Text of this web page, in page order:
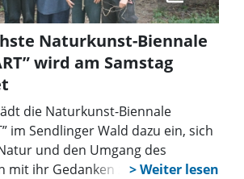
Naturkunst-Biennale
wird am Samstag
die Naturkunst-Biennale
im Sendlinger Wald dazu ein, sich
und den Umgang des
mit ihr Gedanken zu machen.